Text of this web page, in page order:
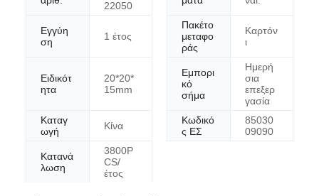
22050
Εγγύη
ση
1 έτος
Πακέτο
μεταφο
ράς
Καρτόν
ι
Ειδικότ
ητα
20*20*
15mm
Εμπορι
κό
σήμα
Ημερή
σια
επεξερ
γασία
Καταγ
ωγή
Κίνα
Κωδικό
ς ΕΣ
85030
09090
Κατανά
λωση
3800P
CS/
έτος